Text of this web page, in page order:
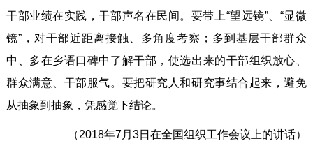
干部业绩在实践，干部声名在民间。要带上“望远镜”、“显微
镜”，对干部近距离接触、多角度考察；多到基层干部群众
中、多在乡语口碑中了解干部，使选出来的干部组织放心、
群众满意、干部服气。要把研究人和研究事结合起来，避免
从抽象到抽象，凭感觉下结论。
（2018年7月3日在全国组织工作会议上的讲话）